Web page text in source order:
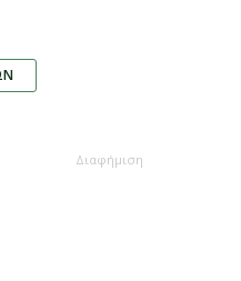
Διαφήμιση